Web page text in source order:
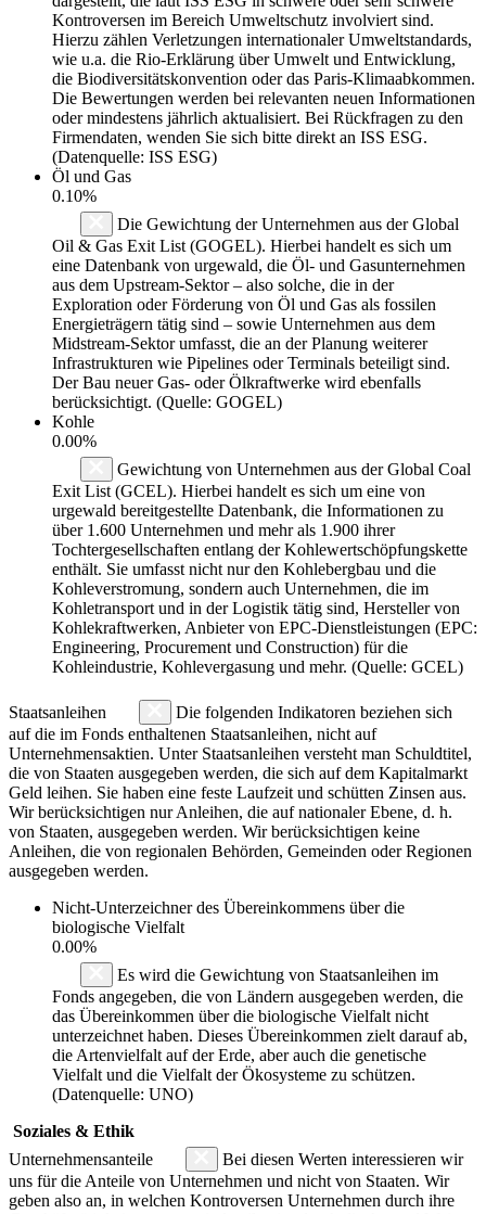
Kontroversen im Bereich Umweltschutz involviert sind.
Hierzu zählen Verletzungen internationaler Umweltstandards,
wie u.a. die Rio-Erklärung über Umwelt und Entwicklung,
die Biodiversitätskonvention oder das Paris-Klimaabkommen.
Die Bewertungen werden bei relevanten neuen Informationen
oder mindestens jährlich aktualisiert. Bei Rückfragen zu den
Firmendaten, wenden Sie sich bitte direkt an ISS ESG.
(Datenquelle: ISS ESG)
Öl und Gas
0.10%
Die Gewichtung der Unternehmen aus der Global
Oil & Gas Exit List (GOGEL). Hierbei handelt es sich um
eine Datenbank von urgewald, die Öl- und Gasunternehmen
aus dem Upstream-Sektor – also solche, die in der
Exploration oder Förderung von Öl und Gas als fossilen
Energieträgern tätig sind – sowie Unternehmen aus dem
Midstream-Sektor umfasst, die an der Planung weiterer
Infrastrukturen wie Pipelines oder Terminals beteiligt sind.
Der Bau neuer Gas- oder Ölkraftwerke wird ebenfalls
berücksichtigt. (Quelle: GOGEL)
Kohle
0.00%
Gewichtung von Unternehmen aus der Global Coal
Exit List (GCEL). Hierbei handelt es sich um eine von
urgewald bereitgestellte Datenbank, die Informationen zu
über 1.600 Unternehmen und mehr als 1.900 ihrer
Tochtergesellschaften entlang der Kohlewertschöpfungskette
enthält. Sie umfasst nicht nur den Kohlebergbau und die
Kohleverstromung, sondern auch Unternehmen, die im
Kohletransport und in der Logistik tätig sind, Hersteller von
Kohlekraftwerken, Anbieter von EPC-Dienstleistungen (EPC:
Engineering, Procurement und Construction) für die
Kohleindustrie, Kohlevergasung und mehr. (Quelle: GCEL)
Staatsanleihen
Die folgenden Indikatoren beziehen sich
auf die im Fonds enthaltenen Staatsanleihen, nicht auf
Unternehmensaktien. Unter Staatsanleihen versteht man Schuldtitel,
die von Staaten ausgegeben werden, die sich auf dem Kapitalmarkt
Geld leihen. Sie haben eine feste Laufzeit und schütten Zinsen aus.
Wir berücksichtigen nur Anleihen, die auf nationaler Ebene, d. h.
von Staaten, ausgegeben werden. Wir berücksichtigen keine
Anleihen, die von regionalen Behörden, Gemeinden oder Regionen
ausgegeben werden.
Nicht-Unterzeichner des Übereinkommens über die
biologische Vielfalt
0.00%
Es wird die Gewichtung von Staatsanleihen im
Fonds angegeben, die von Ländern ausgegeben werden, die
das Übereinkommen über die biologische Vielfalt nicht
unterzeichnet haben. Dieses Übereinkommen zielt darauf ab,
die Artenvielfalt auf der Erde, aber auch die genetische
Vielfalt und die Vielfalt der Ökosysteme zu schützen.
(Datenquelle: UNO)
Soziales & Ethik
Unternehmensanteile
Bei diesen Werten interessieren wir
uns für die Anteile von Unternehmen und nicht von Staaten. Wir
geben also an, in welchen Kontroversen Unternehmen durch ihre